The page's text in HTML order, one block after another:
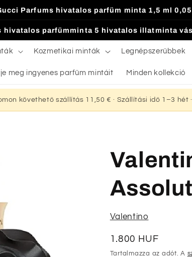
Parfums hivatalos parfüm minta 1,5 ml
hivatalos parfümminta 5 hivatalos illatminta
Kozmetikai minták Legnépszerűbbek
meg ingyenes parfüm mintáit Minden kollekció
követhető szállítás 11,50 € · Szállítási idő 1–3 hét
Valentino
Normál
ár
1.800 HUF
Tartalmazza az adót. A